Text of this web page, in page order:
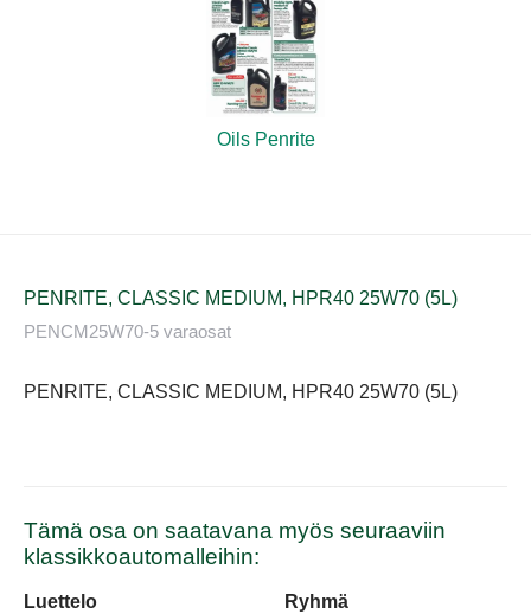
Oils Penrite
PENRITE, CLASSIC MEDIUM, HPR40 25W70 (5L)
PENCM25W70-5 varaosat
PENRITE, CLASSIC MEDIUM, HPR40 25W70 (5L)
Tämä osa on saatavana myös seuraaviin
klassikkoautomalleihin:
Luettelo Ryhmä